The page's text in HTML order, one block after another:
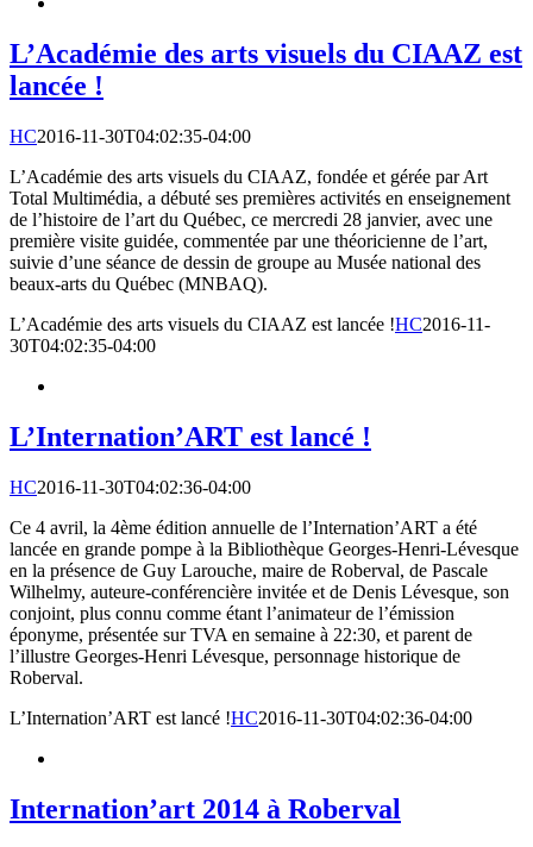
L’Académie des arts visuels du CIAAZ est
lancée !
HC2016-11-30T04:02:35-04:00
L’Académie des arts visuels du CIAAZ, fondée et gérée par Art
Total Multimédia, a débuté ses premières activités en enseignement
de l’histoire de l’art du Québec, ce mercredi 28 janvier, avec une
première visite guidée, commentée par une théoricienne de l’art,
suivie d’une séance de dessin de groupe au Musée national des
beaux-arts du Québec (MNBAQ).
L’Académie des arts visuels du CIAAZ est lancée !HC2016-11-
30T04:02:35-04:00
L’Internation’ART est lancé !
HC2016-11-30T04:02:36-04:00
Ce 4 avril, la 4ème édition annuelle de l’Internation’ART a été
lancée en grande pompe à la Bibliothèque Georges-Henri-Lévesque
en la présence de Guy Larouche, maire de Roberval, de Pascale
Wilhelmy, auteure-conférencière invitée et de Denis Lévesque, son
conjoint, plus connu comme étant l’animateur de l’émission
éponyme, présentée sur TVA en semaine à 22:30, et parent de
l’illustre Georges-Henri Lévesque, personnage historique de
Roberval.
L’Internation’ART est lancé !HC2016-11-30T04:02:36-04:00
Internation’art 2014 à Roberval